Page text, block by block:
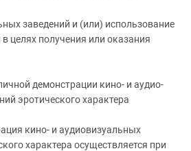
заведений и (или) использование
целях получения или оказания
демонстрации кино- и аудио-
эротического характера
кино- и аудиовизуальных
характера осуществляется при